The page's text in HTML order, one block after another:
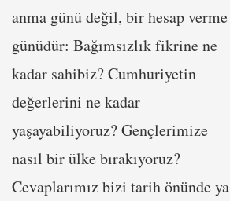
anma günü değil, bir hesap verme
günüdür: Bağımsızlık fikrine ne
kadar sahibiz? Cumhuriyetin
değerlerini ne kadar
yaşayabiliyoruz? Gençlerimize
nasıl bir ülke bırakıyoruz?
Cevaplarımız bizi tarih önünde ya